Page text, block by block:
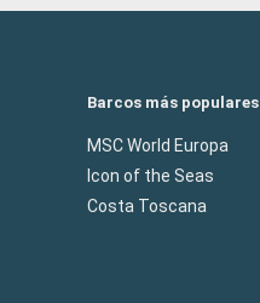
Barcos más populares
MSC World Europa
Icon of the Seas
Costa Toscana